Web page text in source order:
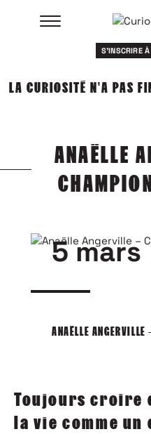
RESSOURCES
À PROPOS
S'INSCRIRE
LA CURIOSITÉ N'A PAS
ANAËLLE
5 mars
ANAËLLE
Toujours croire
la vie comme un